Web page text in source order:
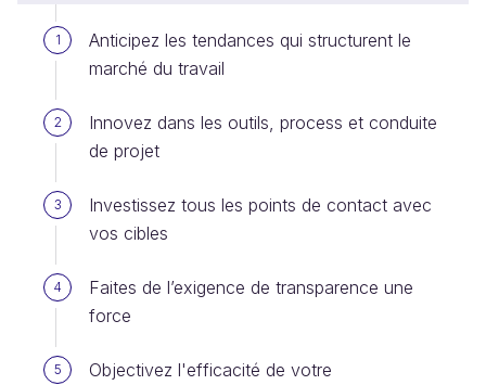
1
Anticipez les tendances qui structurent le
marché du travail
2
Innovez dans les outils, process et conduite
de projet
3
Investissez tous les points de contact avec
vos cibles
4
Faites de l’exigence de transparence une
force
5
Objectivez l'efficacité de votre